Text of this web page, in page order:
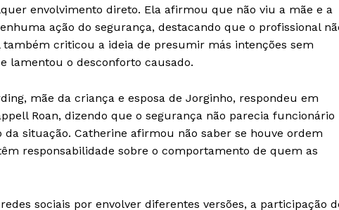
envolvimento direto. Ela afirmou que não viu a mãe e a
ação do segurança, destacando que o profissional
criticou a ideia de presumir más intenções sem
lamentou o desconforto causado.
mãe da criança e esposa de Jorginho, respondeu em
Roan, dizendo que o segurança não parecia funcionário
situação. Catherine afirmou não saber se houve ordem
responsabilidade sobre o comportamento de quem as
sociais por envolver diferentes versões, a participação